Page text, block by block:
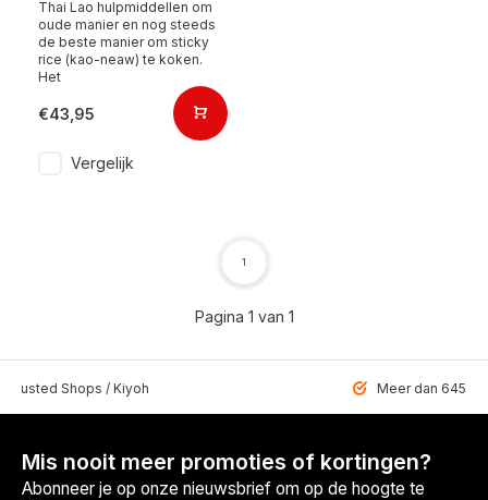
Thai Lao hulpmiddellen om
oude manier en nog steeds
de beste manier om sticky
rice (kao-neaw) te koken.
Het
€43,95
Vergelijk
Pagina 1 van 1
1
Shops / Kiyoh Meer dan 6459
Mis nooit meer promoties of kortingen?
Abonneer je op onze nieuwsbrief om op de hoogte te